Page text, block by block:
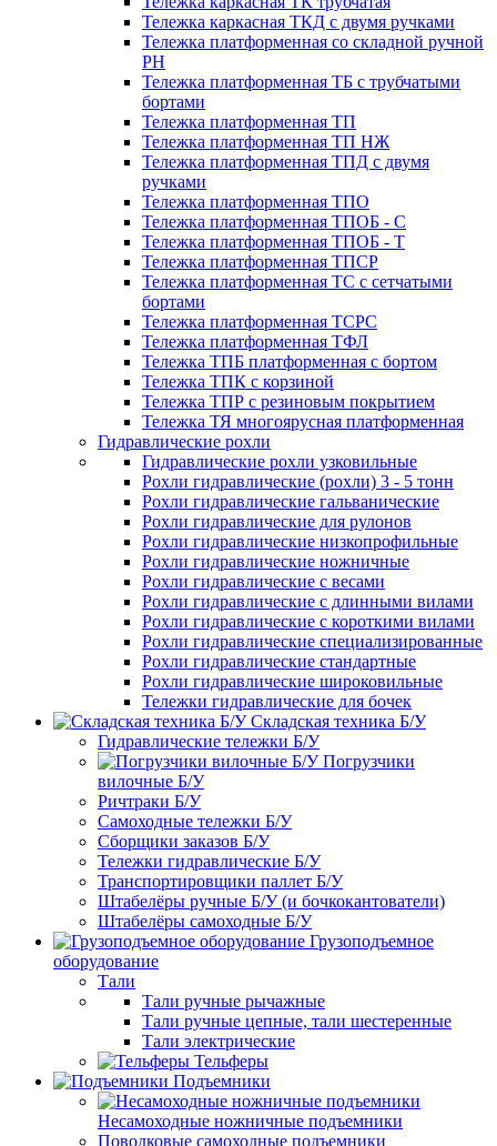
Тележка каркасная ТКД с двумя ручками
Тележка платформенная со складной ручной
PH
Тележка платформенная ТБ с трубчатыми
бортами
Тележка платформенная ТП
Тележка платформенная ТП НЖ
Тележка платформенная ТПД с двумя
ручками
Тележка платформенная ТПО
Тележка платформенная ТПОБ - С
Тележка платформенная ТПОБ - Т
Тележка платформенная ТПСР
Тележка платформенная ТС с сетчатыми
бортами
Тележка платформенная ТСРС
Тележка платформенная ТФЛ
Тележка ТПБ платформенная с бортом
Тележка ТПК с корзиной
Тележка ТПР с резиновым покрытием
Тележка ТЯ многоярусная платформенная
Гидравлические рохли
Гидравлические рохли узковильные
Рохли гидравлические (рохли) 3 - 5 тонн
Рохли гидравлические гальванические
Рохли гидравлические для рулонов
Рохли гидравлические низкопрофильные
Рохли гидравлические ножничные
Рохли гидравлические с весами
Рохли гидравлические с длинными вилами
Рохли гидравлические с короткими вилами
Рохли гидравлические специализированные
Рохли гидравлические стандартные
Рохли гидравлические широковильные
Тележки гидравлические для бочек
Складская техника Б/У
Гидравлические тележки Б/У
Погрузчики
вилочные Б/У
Ричтраки Б/У
Самоходные тележки Б/У
Сборщики заказов Б/У
Тележки гидравлические Б/У
Транспортировщики паллет Б/У
Штабелёры ручные Б/У (и бочкокантователи)
Штабелёры самоходные Б/У
Грузоподъемное
оборудование
Тали
Тали ручные рычажные
Тали ручные цепные, тали шестеренные
Тали электрические
Тельферы
Подъемники
Несамоходные ножничные подъемники
Поводковые самоходные подъемники